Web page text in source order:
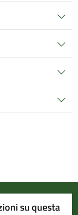
su questa